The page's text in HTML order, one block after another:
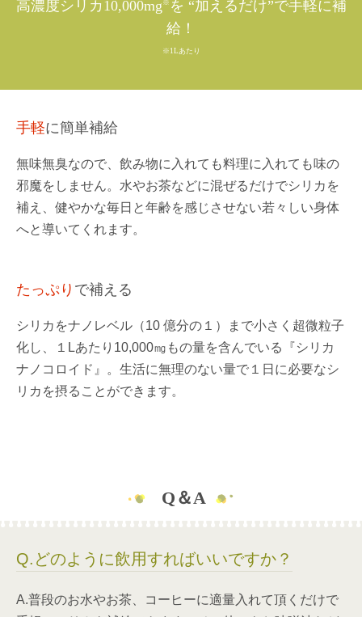
高濃度シリカ10,000mg ※ を “加えるだけ”で手軽に補
給！
※1Lあたり
手軽に簡単補給
無味無臭なので、飲み物に入れても料理に入れても味の
邪魔をしません。水やお茶などに混ぜるだけでシリカを
補え、健やかな毎日と年齢を感じさせない若々しい身体
へと導いてくれます。
たっぷり で補える
シリカをナノレベル（10 億分の１）まで小さく超微粒子
化し、１Lあたり10,000㎎もの量を含んでいる『シリカ
ナノコロイド』。生活に無理のない量で１日に必要なシ
リカを摂ることができます。
Q＆A
Q.どのように飲用すればいいですか？
A.普段のお水やお茶、コーヒーに適量入れて頂くだけで